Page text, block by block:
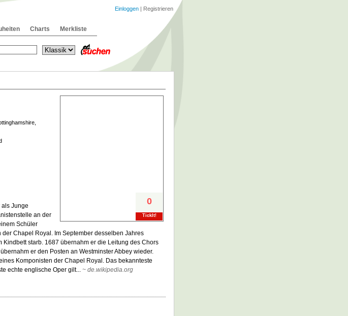
0
TickIt!
Junge
an der
Schüler
Chapel Royal. Im September desselben Jahres
starb. 1687 übernahm er die Leitung des Chors
er den Posten an Westminster Abbey wieder.
Komponisten der Chapel Royal. Das bekannteste
echte englische Oper gilt... ~ de.wikipedia.org
Charts Merkliste
Einloggen | Registrieren